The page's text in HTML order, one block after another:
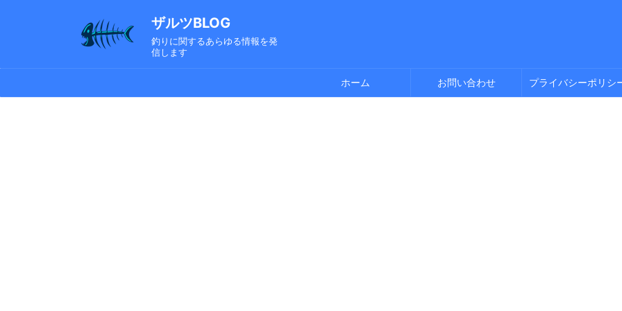
ザルツBLOG
釣りに関するあらゆる情報を発
信します
ホーム お問い合わせ プライバシーポリシ